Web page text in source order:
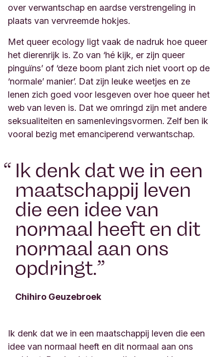
over verwantschap en aardse verstrengeling in
plaats van vervreemde hokjes.
Met queer ecology ligt vaak de nadruk hoe queer
het dierenrijk is. Zo van ‘hé kijk, er zijn queer
pinguïns’ of ‘deze boom plant zich niet voort op de
‘normale’ manier’. Dat zijn leuke weetjes en ze
lenen zich goed voor lesgeven over hoe queer het
web van leven is. Dat we omringd zijn met andere
seksualiteiten en samenlevingsvormen. Zelf ben ik
vooral bezig met emanciperend verwantschap.
“ Ik denk dat we in een
maatschappij leven
die een idee van
normaal heeft en dit
normaal aan ons
opdringt.”
Chihiro Geuzebroek
Ik denk dat we in een maatschappij leven die een
idee van normaal heeft en dit normaal aan ons